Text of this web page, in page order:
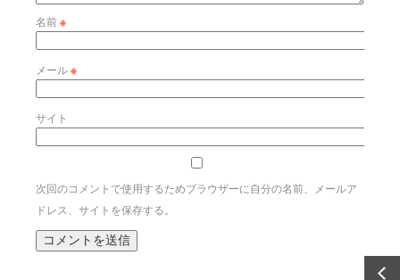
名前※
メール※
サイト
次回のコメントで使用するためブラウザーに自分の名前、メールア
ドレス、サイトを保存する。